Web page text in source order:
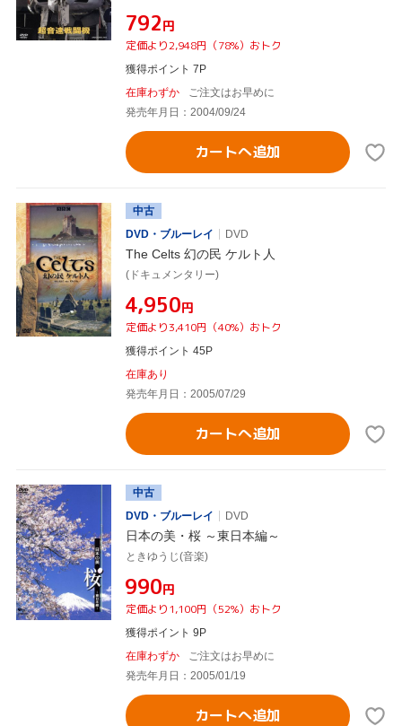
¥792円
定価より2,948円（78%）おトク
獲得ポイント 7P
在庫わずか
ご注文はお早めに
発売年月日：2004/09/24
カートへ追加
中古
DVD・ブルーレイ
DVD
The Celts 幻の民 ケルト人
(ドキュメンタリー)
¥4,950円
定価より3,410円（40%）おトク
獲得ポイント 45P
在庫あり
発売年月日：2005/07/29
カートへ追加
中古
DVD・ブルーレイ
DVD
日本の美・桜 ～東日本編～
ときゆうじ(音楽)
¥990円
定価より1,100円（52%）おトク
獲得ポイント 9P
在庫わずか
ご注文はお早めに
発売年月日：2005/01/19
カートへ追加